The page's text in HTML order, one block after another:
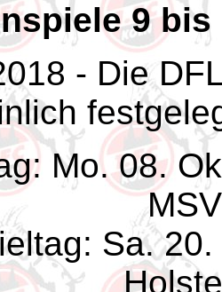
9
- Die
Mo. 08.
Sa.